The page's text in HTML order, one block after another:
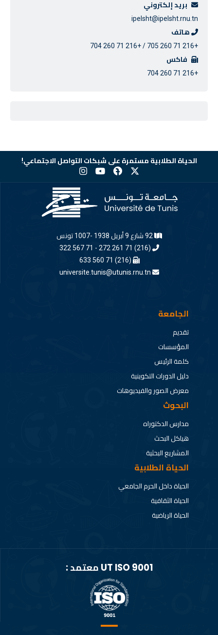
بريد إلكتروني
ipelsht@ipelsht.rnu.tn
هاتف
+216 71 260 705 / +216 71 260 704
فاكس
+216 71 260 704
الحياة الطلابية مستمرة على شبكات التواصل الاجتماعي!
(216) 71 261 272 - 71 567 322
(216) 71 560 633
universite.tunis@utunis.rnu.tn
الجامعة
تقديم
المؤسسات
كلمة الرئيس
دليل الدورات التكوينية
معرض الصور والفيديوهات
البحوث
مدارس الدكتوراه
هياكل البحث
المشاريع البحثية
الحياة الطلابية
الحياة داخل الحرم الجامعي
الحياة الثقافية
الحياة الرياضية
UT ISO 9001 معتمد :